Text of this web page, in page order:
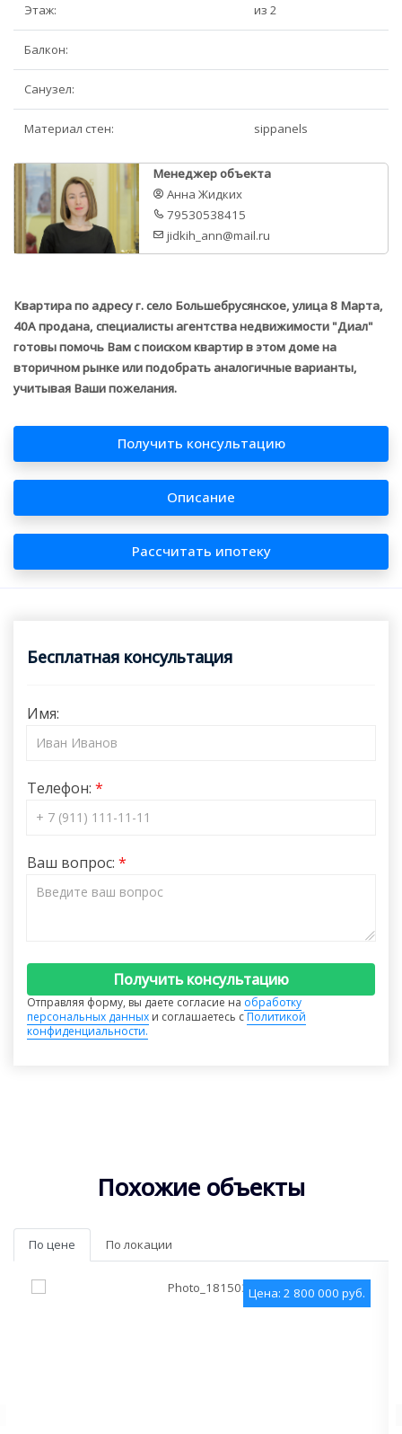
Этаж: из 2
Балкон:
Санузел:
Материал стен: sippanels
Менеджер объекта
Анна Жидких
79530538415
jidkih_ann@mail.ru
Квартира по адресу г. село Большебрусянское, улица 8 Марта,
40А продана, специалисты агентства недвижимости "Диал"
готовы помочь Вам с поиском квартир в этом доме на
вторичном рынке или подобрать аналогичные варианты,
учитывая Ваши пожелания.
Получить консультацию
Описание
Рассчитать ипотеку
Бесплатная консультация
Имя:
Телефон:
Ваш вопрос:
Получить консультацию
Отправляя форму, вы даете согласие на обработку
персональных данных и соглашаетесь сПолитикой
конфиденциальности.
Похожие объекты
По цене По локации
Цена: 2 800 000 руб.